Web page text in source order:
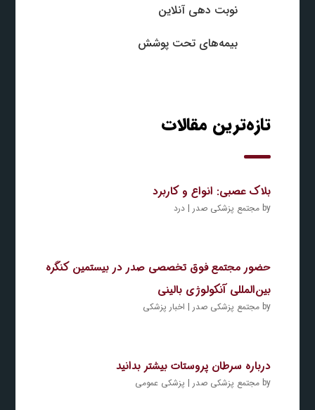
نوبت‌ دهی آنلاین
بیمه‌های تحت پوشش
تازه‌ترین مقالات
بلاک عصبی: انواع و کاربرد
by مجتمع پزشکی صدر| درد
حضور مجتمع فوق تخصصی صدر در بیستمین کنگره
بین‌المللی آنکولوژی بالینی
by مجتمع پزشکی صدر| اخبار پزشکی
درباره سرطان پروستات بیشتر بدانید
by مجتمع پزشکی صدر| پزشکی عمومی